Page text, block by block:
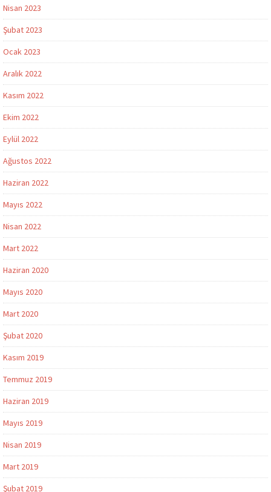
Nisan 2023
Şubat 2023
Ocak 2023
Aralık 2022
Kasım 2022
Ekim 2022
Eylül 2022
Ağustos 2022
Haziran 2022
Mayıs 2022
Nisan 2022
Mart 2022
Haziran 2020
Mayıs 2020
Mart 2020
Şubat 2020
Kasım 2019
Temmuz 2019
Haziran 2019
Mayıs 2019
Nisan 2019
Mart 2019
Şubat 2019